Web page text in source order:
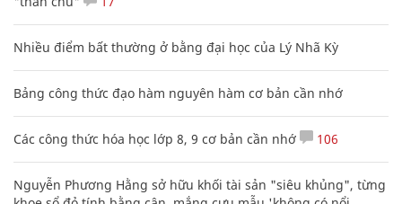
Nhiều điểm bất thường ở bằng đại học của Lý Nhã Kỳ
Bảng công thức đạo hàm nguyên hàm cơ bản cần nhớ
Các công thức hóa học lớp 8, 9 cơ bản cần nhớ 106
Nguyễn Phương Hằng sở hữu khối tài sản "siêu khủng", từng